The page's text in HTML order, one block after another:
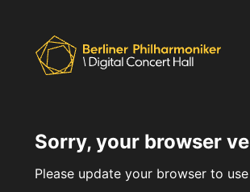
Sorry, your browser
Please update your browser to